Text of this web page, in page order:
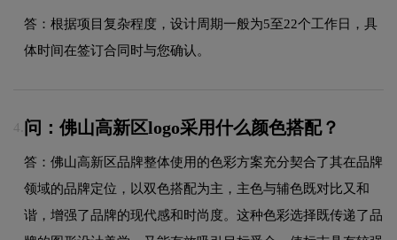
答：根据项目复杂程度，设计周期一般为5至22个工作日，具
体时间在签订合同时与您确认。
4. 问：佛山高新区logo采用什么颜色搭配？
答：佛山高新区品牌整体使用的色彩方案充分契合了其在品牌
领域的品牌定位，以双色搭配为主，主色与辅色既对比又和
谐，增强了品牌的现代感和时尚度。这种色彩选择既传递了品